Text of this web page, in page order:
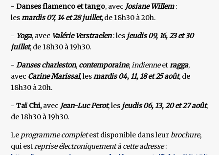
-Danses flamenco et tango, avec Josiane Willem:
lesmardis 07, 14 et 28 juillet,de 18h30 à 20h.
- Yoga, avec Valérie Verstraelen: les jeudis 09, 16, 23 et 30
juillet, de 18h30 à 19h30.
-Danses charleston, contemporaine,indienneetragga,
avec Carine Marissal, lesmardis 04, 11, 18 et 25 août, de
18h30 à 20h.
-Taï Chi,avec Jean-Luc Perot, les jeudis 06, 13, 20 et 27 août,
de 18h30 à 19h30.
Le programme completest disponible dans leur brochure,
qui estreprise électroniquement à cette adresse: